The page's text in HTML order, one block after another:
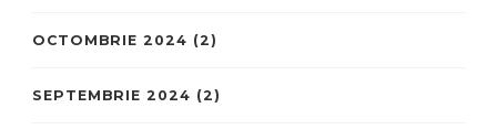
OCTOMBRIE 2024 (2)
SEPTEMBRIE 2024 (2)